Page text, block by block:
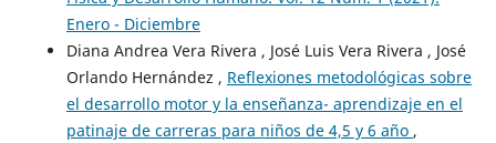
Enero - Diciembre
Diana Andrea Vera Rivera , José Luis Vera Rivera , José
Orlando Hernández , Reflexiones metodológicas sobre
el desarrollo motor y la enseñanza- aprendizaje en el
patinaje de carreras para niños de 4,5 y 6 año ,